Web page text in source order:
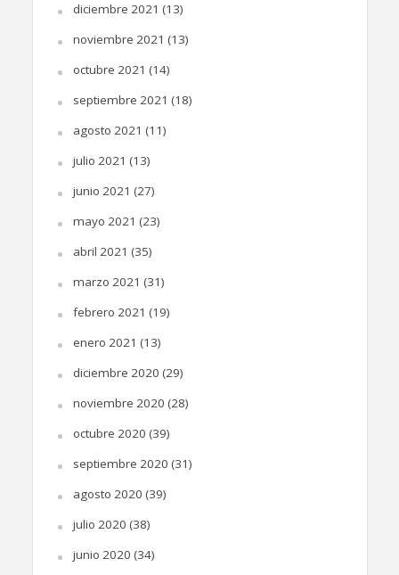
diciembre 2021 (13)
noviembre 2021 (13)
octubre 2021 (14)
septiembre 2021 (18)
agosto 2021 (11)
julio 2021 (13)
junio 2021 (27)
mayo 2021 (23)
abril 2021 (35)
marzo 2021 (31)
febrero 2021 (19)
enero 2021 (13)
diciembre 2020 (29)
noviembre 2020 (28)
octubre 2020 (39)
septiembre 2020 (31)
agosto 2020 (39)
julio 2020 (38)
junio 2020 (34)